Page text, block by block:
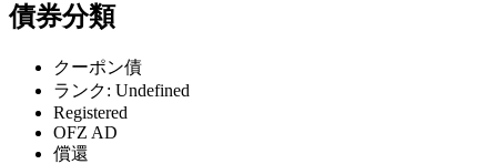
債券分類
クーポン債
ランク: Undefined
Registered
OFZ AD
償還